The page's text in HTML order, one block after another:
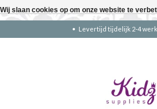
Gratis
Wij slaan cookies op om onze website te